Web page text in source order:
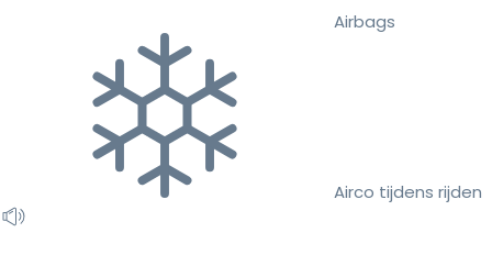
Airbags
Airco tijdens rijden